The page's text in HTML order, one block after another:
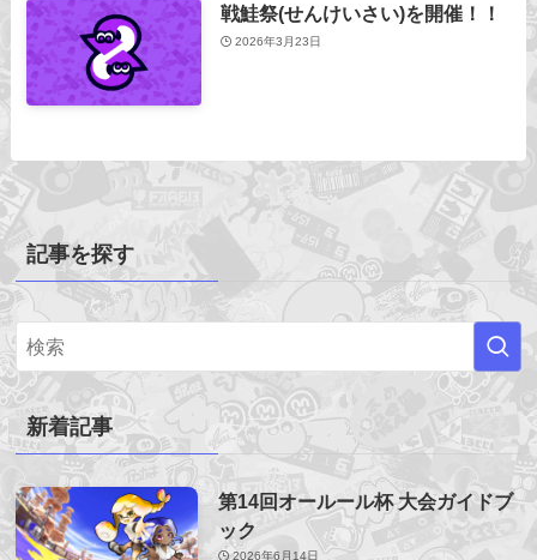
戦鮭祭(せんけいさい)を開催！！
2026年3月23日
記事を探す
新着記事
第14回オールール杯 大会ガイドブ
ック
2026年6月14日